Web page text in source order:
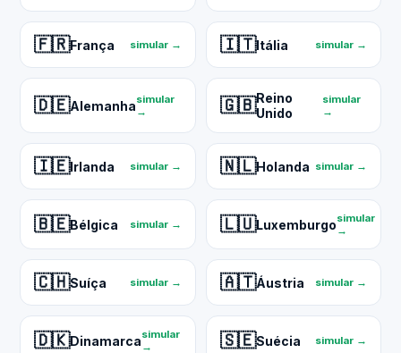
🇫🇷França simular → 🇮🇹Itália simular →
🇩🇪Alemanhasimular
→
🇬🇧Reino
Unido
simular
→
🇮🇪Irlanda simular → 🇳🇱Holanda simular →
🇧🇪Bélgica simular → 🇱🇺Luxemburgosimular
→
🇨🇭Suíça simular → 🇦🇹Áustria simular →
🇩🇰Dinamarcasimular
→
🇸🇪Suécia simular →